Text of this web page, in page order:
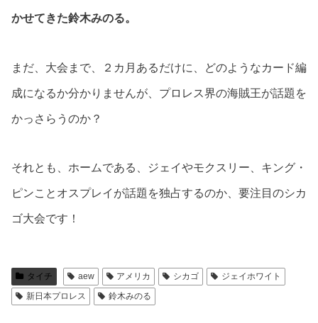
かせてきた鈴木みのる。
まだ、大会まで、２カ月あるだけに、どのようなカード編
成になるか分かりませんが、プロレス界の海賊王が話題を
かっさらうのか？
それとも、ホームである、ジェイやモクスリー、キング・
ピンことオスプレイが話題を独占するのか、要注目のシカ
ゴ大会です！
タイチ aew アメリカ シカゴ
ジェイホワイト
新日本プロレス
鈴木みのる